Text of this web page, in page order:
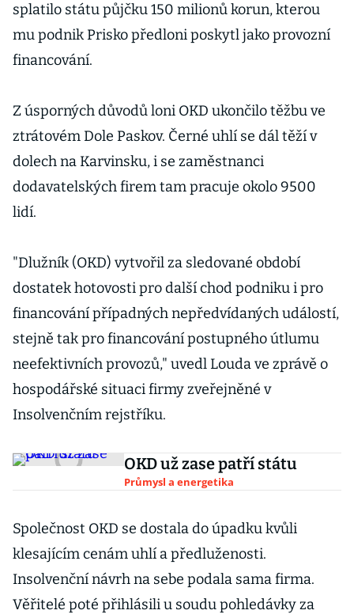
splatilo státu půjčku 150 milionů korun, kterou
mu podnik Prisko předloni poskytl jako provozní
financování.
Z úsporných důvodů loni OKD ukončilo těžbu ve
ztrátovém Dole Paskov. Černé uhlí se dál těží v
dolech na Karvinsku, i se zaměstnanci
dodavatelských firem tam pracuje okolo 9500
lidí.
"Dlužník (OKD) vytvořil za sledované období
dostatek hotovosti pro další chod podniku i pro
financování případných nepředvídaných událostí,
stejně tak pro financování postupného útlumu
neefektivních provozů," uvedl Louda ve zprávě o
hospodářské situaci firmy zveřejněné v
Insolvenčním rejstříku.
OKD už zase patří státu
Průmysl a energetika
Společnost OKD se dostala do úpadku kvůli
klesajícím cenám uhlí a předluženosti.
Insolvenční návrh na sebe podala sama firma.
Věřitelé poté přihlásili u soudu pohledávky za